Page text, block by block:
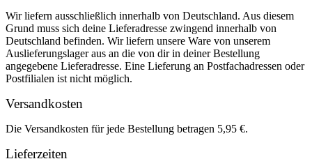
Wir liefern ausschließlich innerhalb von Deutschland. Aus diesem
Grund muss sich deine Lieferadresse zwingend innerhalb von
Deutschland befinden. Wir liefern unsere Ware von unserem
Auslieferungslager aus an die von dir in deiner Bestellung
angegebene Lieferadresse. Eine Lieferung an Postfachadressen oder
Postfilialen ist nicht möglich.
Versandkosten
Die Versandkosten für jede Bestellung betragen 5,95 €.
Lieferzeiten